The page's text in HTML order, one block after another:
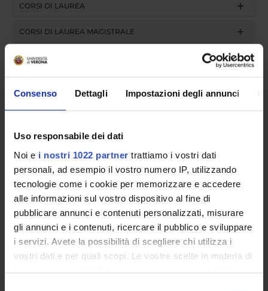
Consenso Dettagli Impostazioni degli annunci
Uso responsabile dei dati
Noi e i nostri 1022 partner trattiamo i vostri dati
personali, ad esempio il vostro numero IP, utilizzando
tecnologie come i cookie per memorizzare e accedere
alle informazioni sul vostro dispositivo al fine di
pubblicare annunci e contenuti personalizzati, misurare
gli annunci e i contenuti, ricercare il pubblico e sviluppare
i servizi. Avete la possibilità di scegliere chi utilizza i
vostri dati e per quali scopi. Le vostre scelte in materia di
privacy sono applicabili solo su questa proprietà digitale
CORSI DI LAUREA
CORSI DI LAUREA MAGISTRALE
POST LAUREA
Academic year
Course name